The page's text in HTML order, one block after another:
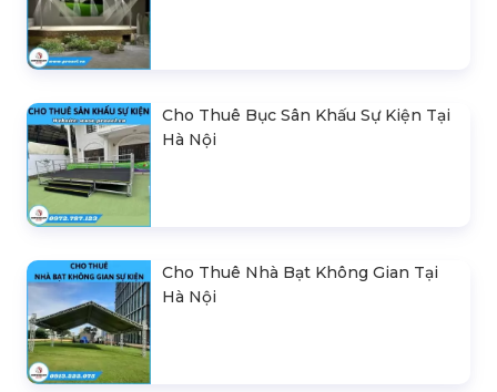
Cho Thuê Bục Sân Khấu Sự Kiện Tại
Hà Nội
Cho Thuê Nhà Bạt Không Gian Tại
Hà Nội